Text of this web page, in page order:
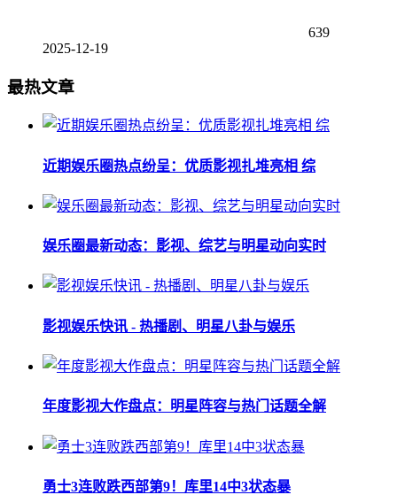
639
2025-12-19
最热文章
近期娱乐圈热点纷呈：优质影视扎堆亮相 综
娱乐圈最新动态：影视、综艺与明星动向实时
影视娱乐快讯 - 热播剧、明星八卦与娱乐
年度影视大作盘点：明星阵容与热门话题全解
勇士3连败跌西部第9！库里14中3状态暴